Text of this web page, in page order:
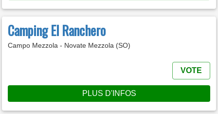
Camping El Ranchero
Campo Mezzola - Novate Mezzola (SO)
VOTE
PLUS D'INFOS